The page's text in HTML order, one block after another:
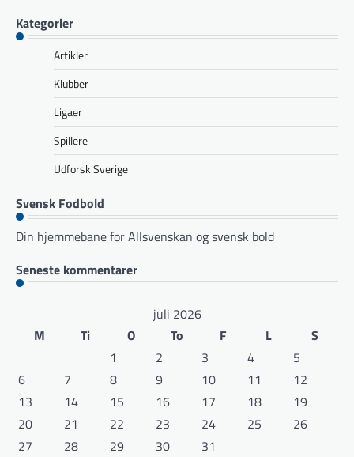
Kategorier
Artikler
Klubber
Ligaer
Spillere
Udforsk Sverige
Svensk Fodbold
Din hjemmebane for Allsvenskan og svensk bold
Seneste kommentarer
juli 2026
M
Ti O To F L
S
1
2 3 4
5
6
7 8 9 10 11
12
13
14 15 16 17 18
19
20
21 22 23 24 25
26
27
28 29 30 31